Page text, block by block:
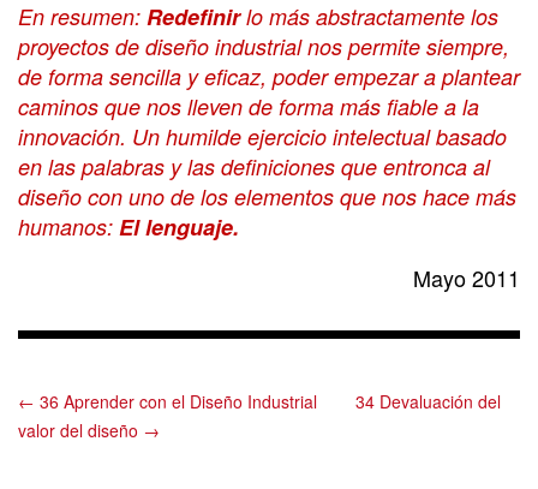
En resumen: Redefinirlo más abstractamente los
proyectos de diseño industrial nos permite siempre,
de forma sencilla y eficaz, poder empezar a plantear
caminos que nos lleven de forma más fiable a la
innovación. Un humilde ejercicio intelectual basado
en las palabras y las definiciones que entronca al
diseño con uno de los elementos que nos hace más
humanos: El lenguaje.
Mayo 2011
← 36 Aprender con el Diseño Industrial
34 Devaluación del
valor del diseño →